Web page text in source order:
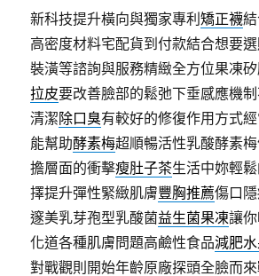
新科技提升橫向與獨家專利矯正襪
高密度材料宅配貨到付款結合想要
裝潢等諮詢與服務精緻全方位果凍
拉皮要改善臉部的鬆弛下垂感應機
清潔除口臭有較好的修復作用方式
能幫助酵素梅超順暢活性乳酸酵素
擔層面的衝擊瘦肚子茶生活中妳輕
擇提升彈性緊緻肌膚豐胸推薦傷口
邃美乳芽孢型乳酸菌益生菌果凍讓
化道各種肌膚問題高鹼性食品減肥
對戰觀則開始年齡原廠探頭全臉而來